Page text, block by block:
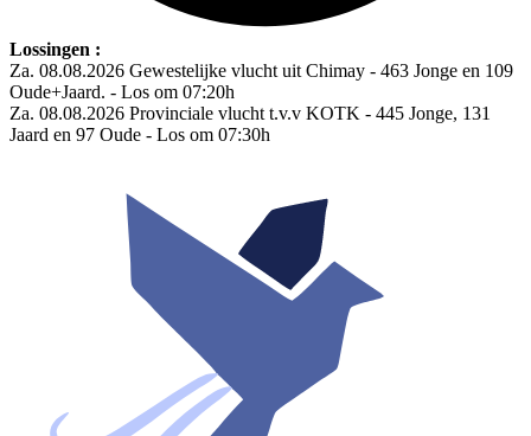
Lossingen :
Za. 08.08.2026 Gewestelijke vlucht uit Chimay - 463 Jonge en 109
Oude+Jaard. - Los om 07:20h
Za. 08.08.2026 Provinciale vlucht t.v.v KOTK - 445 Jonge, 131
Jaard en 97 Oude - Los om 07:30h